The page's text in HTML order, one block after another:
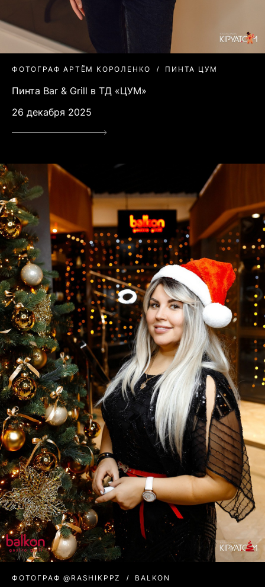
ФОТОГРАФ АРТЁМ КОРОЛЕНКО ПИНТА ЦУМ
Пинта Bar & Grill в ТД «ЦУМ»
26 декабря 2025
ФОТОГРАФ @RASHIKPPZ BALKON